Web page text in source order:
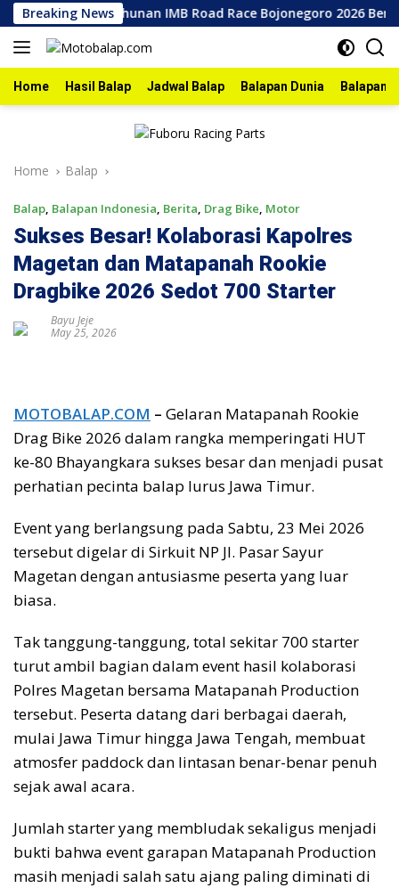
Skip
to
content
Breaking News
Agenda Tahunan IMB Road Race Bojonegoro 2026
Home Hasil Balap Jadwal Balap Balapan Dunia Balapan
Home Balap
Balap, Balapan Indonesia, Berita, Drag Bike, Motor
Sukses Besar! Kolaborasi Kapolres
Magetan dan Matapanah Rookie
Dragbike 2026 Sedot 700 Starter
Bayu Jeje
May 25, 2026
MOTOBALAP.COM – Gelaran Matapanah Rookie
Drag Bike 2026 dalam rangka memperingati HUT
ke-80 Bhayangkara sukses besar dan menjadi pusat
perhatian pecinta balap lurus Jawa Timur.
Event yang berlangsung pada Sabtu, 23 Mei 2026
tersebut digelar di Sirkuit NP Jl. Pasar Sayur
Magetan dengan antusiasme peserta yang luar
biasa.
Tak tanggung-tanggung, total sekitar 700 starter
turut ambil bagian dalam event hasil kolaborasi
Polres Magetan bersama Matapanah Production
tersebut. Peserta datang dari berbagai daerah,
mulai Jawa Timur hingga Jawa Tengah, membuat
atmosfer paddock dan lintasan benar-benar penuh
sejak awal acara.
Jumlah starter yang membludak sekaligus menjadi
bukti bahwa event garapan Matapanah Production
masih menjadi salah satu ajang paling diminati di